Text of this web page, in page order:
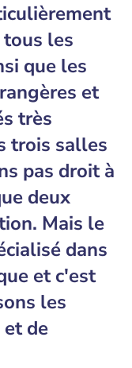
les
que les
et
très
trois salles
pas droit à
deux
Mais le
dans
et c'est
les
et de